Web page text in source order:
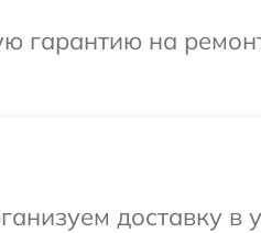
гарантию на
доставку в